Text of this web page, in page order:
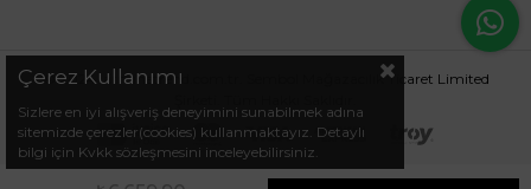
© 2024 .arminetrend.com.tr. Sembol Mağazacılık Ticaret Limited
Çerez Kullanımı
Sizlere en iyi alışveriş deneyimini sunabilmek adına
sitemizde çerezler(cookies) kullanmaktayız. Detaylı
bilgi için Kvkk sözleşmesini inceleyebilirsiniz.